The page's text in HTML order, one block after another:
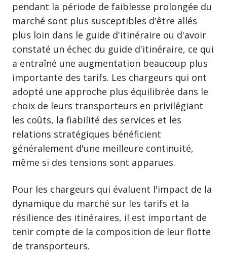
pendant la période de faiblesse prolongée du
marché sont plus susceptibles d'être allés
plus loin dans le guide d'itinéraire ou d'avoir
constaté un échec du guide d'itinéraire, ce qui
a entraîné une augmentation beaucoup plus
importante des tarifs. Les chargeurs qui ont
adopté une approche plus équilibrée dans le
choix de leurs transporteurs en privilégiant
les coûts, la fiabilité des services et les
relations stratégiques bénéficient
généralement d'une meilleure continuité,
même si des tensions sont apparues.
Pour les chargeurs qui évaluent l'impact de la
dynamique du marché sur les tarifs et la
résilience des itinéraires, il est important de
tenir compte de la composition de leur flotte
de transporteurs.